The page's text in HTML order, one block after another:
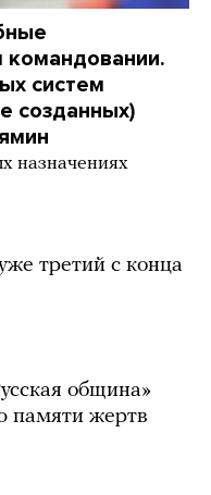
командовании.
систем
созданных)
назначениях
третий с конца
община»
памяти жертв